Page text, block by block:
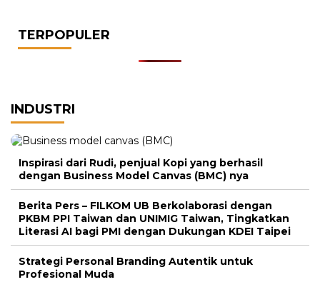
TERPOPULER
INDUSTRI
Inspirasi dari Rudi, penjual Kopi yang berhasil
dengan Business Model Canvas (BMC) nya
Berita Pers – FILKOM UB Berkolaborasi dengan
PKBM PPI Taiwan dan UNIMIG Taiwan, Tingkatkan
Literasi AI bagi PMI dengan Dukungan KDEI Taipei
Strategi Personal Branding Autentik untuk
Profesional Muda